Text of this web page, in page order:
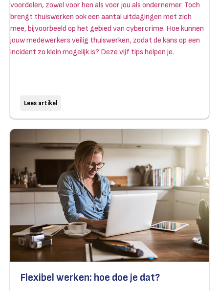
voordelen, zowel voor hen als voor jou als ondernemer. Toch
brengt thuiswerken ook een aantal uitdagingen met zich
mee, bijvoorbeeld op het gebied van cybercrime. Hoe kunnen
jouw medewerkers veilig thuiswerken, zodat de kans op een
incident zo klein mogelijk is? Deze vijf tips helpen je.
Lees artikel
Flexibel werken: hoe doe je dat?